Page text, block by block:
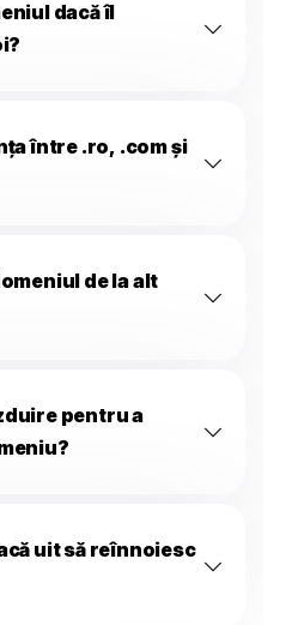
dacă îl
între .ro, .com și
de la alt
pentru a
uit să reînnoiesc